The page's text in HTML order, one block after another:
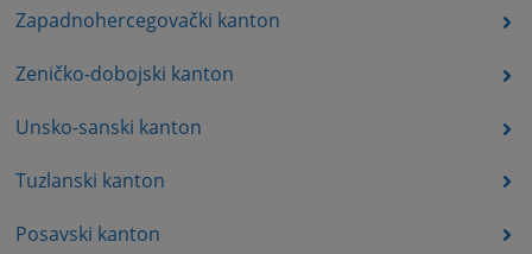
Zapadnohercegovački kanton
Zeničko-dobojski kanton
Unsko-sanski kanton
Tuzlanski kanton
Posavski kanton